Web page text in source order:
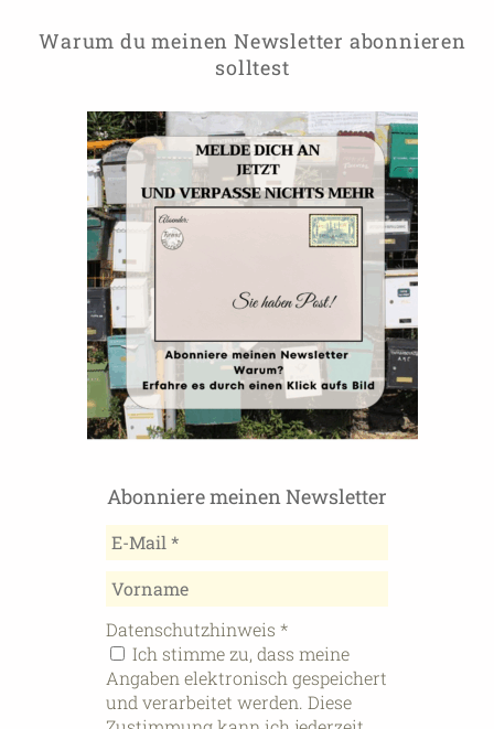
Warum du meinen Newsletter abonnieren
solltest
Abonniere meinen Newsletter
Datenschutzhinweis *
Ich stimme zu, dass meine
Angaben elektronisch gespeichert
und verarbeitet werden. Diese